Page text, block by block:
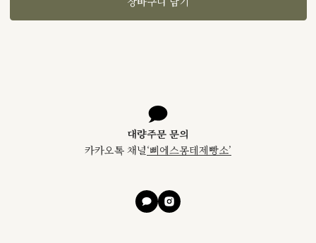
대량주문 문의
카카오톡 채널‘삐에스몽테제빵소’